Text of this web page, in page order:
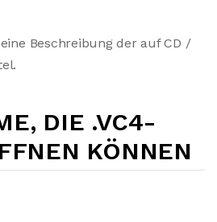
Beschreibung der auf CD /
DIE .VC4-
KÖNNEN